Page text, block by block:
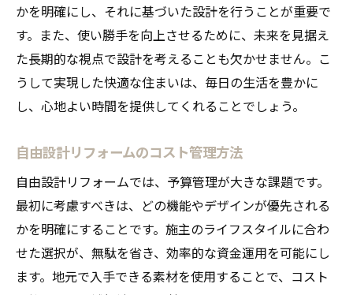
かを明確にし、それに基づいた設計を行うことが重要で
す。また、使い勝手を向上させるために、未来を見据え
た長期的な視点で設計を考えることも欠かせません。こ
うして実現した快適な住まいは、毎日の生活を豊かに
し、心地よい時間を提供してくれることでしょう。
自由設計リフォームのコスト管理方法
自由設計リフォームでは、予算管理が大きな課題です。
最初に考慮すべきは、どの機能やデザインが優先される
かを明確にすることです。施主のライフスタイルに合わ
せた選択が、無駄を省き、効率的な資金運用を可能にし
ます。地元で入手できる素材を使用することで、コスト